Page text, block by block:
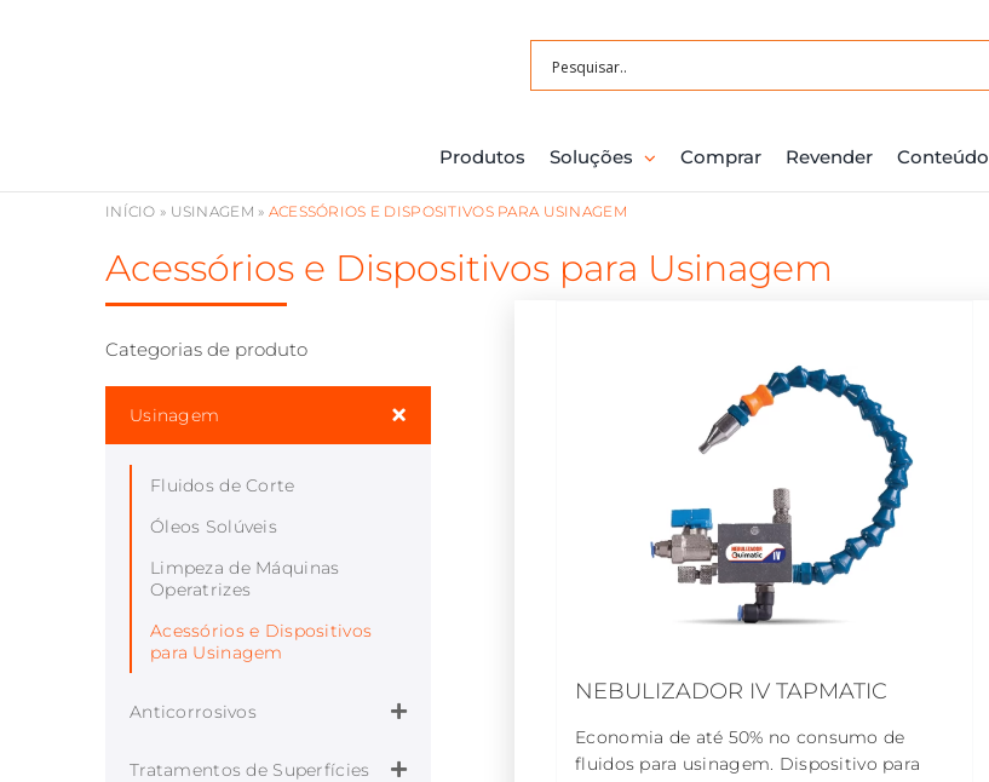
Produtos Soluções Comprar Revender Conteúdo
Acessórios e Dispositivos para Usinagem
INÍCIO » USINAGEM » ACESSÓRIOS E DISPOSITIVOS PARA USINAGEM
NEBULIZADOR IV TAPMATIC
Economia de até 50% no consumo de
fluidos para usinagem. Dispositivo para
Categorias de produto
Usinagem
Fluidos de Corte
Óleos Solúveis
Limpeza de Máquinas
Operatrizes
Acessórios e Dispositivos
para Usinagem
Anticorrosivos
Tratamentos de Superfícies